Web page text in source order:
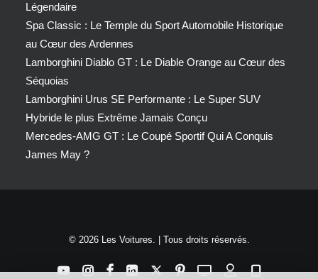
Légendaire
Spa Classic : Le Temple du Sport Automobile Historique
au Cœur des Ardennes
Lamborghini Diablo GT : Le Diable Orange au Cœur des
Séquoias
Lamborghini Urus SE Performante : Le Super SUV
Hybride le plus Extrême Jamais Conçu
Mercedes-AMG GT : Le Coupé Sportif Qui A Conquis
James May ?
© 2026 Les Voitures. | Tous droits réservés.